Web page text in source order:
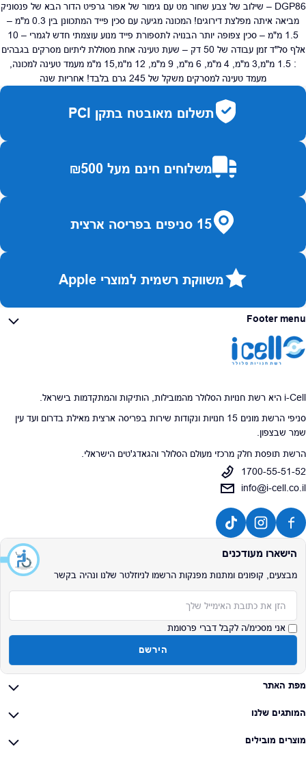
האם ניתן להחזיר מוצר? כן, בהתאם לחוק הגנת הצרכן ובאריזה המקורית
DGP86 – שילוב של צבע שחור מט עם גימור של אפור גרפיט הדור הבא של פנסוניק
מביאה איתה מפלצת דירוגים! המכונה מגיעה עם סכין פייד המתכוונן בין 0.3 מ"מ –
1.5 מ"מ – סכין צפופה יותר הבנויה לתספורת פייד מנוע עוצמתי חדש לגמרי – 10
אלף סל"ד זמן עבודה של 50 דק – שעת טעינה אחת מסוללת ליתיום מסרקים בגבהים
: 1.5 מ"מ,3 מ"מ, 4 מ"מ, 6 מ"מ, 9 מ"מ, 12 מ"מ,15 מ"מ מעמד טעינה למכונה,
מעמד טעינה למסרקים משקל של 245 גרם בלבד! אחריות שנה
תשלום מאובטח בתקן PCI
משלוחים חינם מעל ₪500
15 סניפים בפריסה ארצית
משווקת רשמית למוצרי Apple
Footer menu
i-Cell היא רשת חנויות הסלולר מהמובילות, הותיקות והמתקדמות בישראל.
סניפי הרשת מונים 15 חנויות ונקודות שירות בפריסה ארצית מאילת בדרום ועד עין
שמר שבצפון.
הרשת תופסת חלק מרכזי מעולם הסלולר והגאדג'טים הישראלי.
1700-55-51-52
info@i-cell.co.il
הישארו מעודכנים
מבצעים, קופונים ומתנות מפנקות הרשמו לניוזלטר שלנו ונהיה בקשר
אני מסכימ/ה לקבל דברי פרסומת
הירשם
מפת האתר
המותגים שלנו
מוצרים מובילים